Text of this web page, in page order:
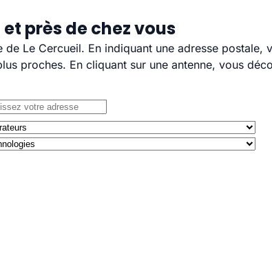
près de chez vous
Le Cercueil. En indiquant une adresse
proches. En cliquant sur une antenne, vous